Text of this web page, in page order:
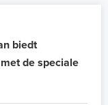
biedt
de speciale